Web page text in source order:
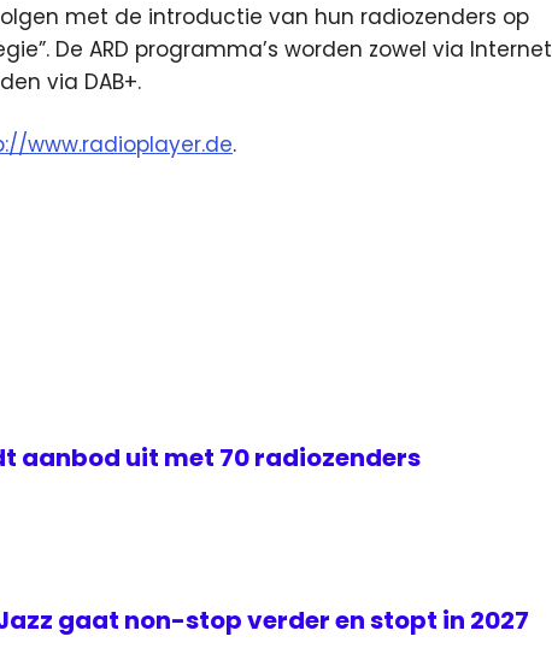
met de introductie van hun radiozenders op
De ARD programma’s worden zowel via Internet
via DAB+.
www.radioplayer.de.
aanbod uit met 70 radiozenders
Jazz gaat non-stop verder en stopt in 2027